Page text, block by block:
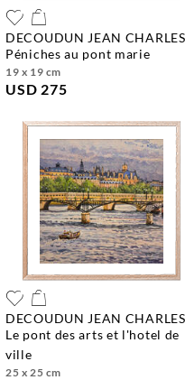
DECOUDUN JEAN CHARLES
péniches au pont marie
19 x 19 cm
USD 275
DECOUDUN JEAN CHARLES
le pont des arts et l'hotel de
ville
25 x 25 cm